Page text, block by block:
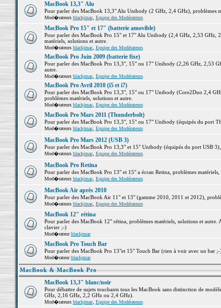
MacBook 13,3" Alu
Pour parler des MacBook 13,3" Alu Unibody (2 GHz, 2,4 GHz), problèmes
Mod�rateurs blackjmac, Equipe des Modérateurs
MacBook Pro 15" et 17" (batterie amovible)
Pour parler des MacBook Pro 15" et 17" Alu Unibody (2,4 GHz, 2,53 GHz,
matériels, solutions et autre.
Mod�rateurs blackjmac, Equipe des Modérateurs
MacBook Pro Juin 2009 (batterie fixe)
Pour parler des MacBook Pro 13,3", 15" ou 17" Unibody (2,26 GHz, 2,53
autre.
Mod�rateurs blackjmac, Equipe des Modérateurs
MacBook Pro Avril 2010 (i5 et i7)
Pour parler des MacBook Pro 13,3", 15" ou 17" Unibody (Core2Duo 2,4
problèmes matériels, solutions et autre.
Mod�rateurs blackjmac, Equipe des Modérateurs
MacBook Pro Mars 2011 (Thunderbolt)
Pour parler des MacBook Pro 13,3", 15" ou 17" Unibody (équipés du port
Mod�rateurs blackjmac, Equipe des Modérateurs
MacBook Pro Mars 2012 (USB 3)
Pour parler des MacBook Pro 13,3" et 15" Unibody (équipés du port USB
Mod�rateurs blackjmac, Equipe des Modérateurs
MacBook Pro Retina
Pour parler des MacBook Pro 13" et 15" a écran Retina, problèmes matériels,
Mod�rateurs blackjmac, Equipe des Modérateurs
MacBook Air après 2010
Pour parler des MacBook Air 11" et 13" (gamme 2010, 2011 et 2012),
Mod�rateurs blackjmac, Equipe des Modérateurs
MacBook 12" rétina
Pour parler des MacBook 12" rétina, problèmes matériels, solutions et
clavier ;-)
Mod�rateurblackjmac
MacBook Pro Touch Bar
Pour parler des MacBook Pro 13"et 15" Touch Bar (rien à voir avec un bar
Mod�rateurblackjmac
MacBook & MacBook Pro
MacBook 13,3" blanc/noir
Pour débattre de sujets touchants tous les MacBook sans distinction de
GHz, 2,16 GHz, 2,2 GHz ou 2,4 GHz).
Mod�rateurs blackjmac, Equipe des Modérateurs